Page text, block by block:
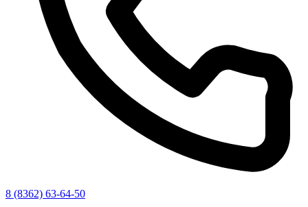
8 (8362) 63-64-50